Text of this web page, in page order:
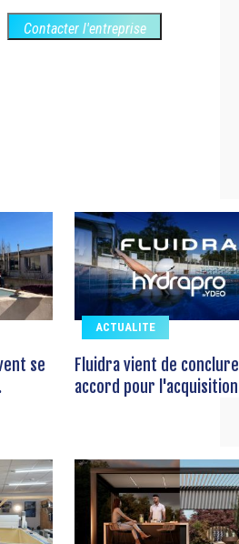
Contacter l'entreprise
se
ACTUALITE
Fluidra vient de
accord pour